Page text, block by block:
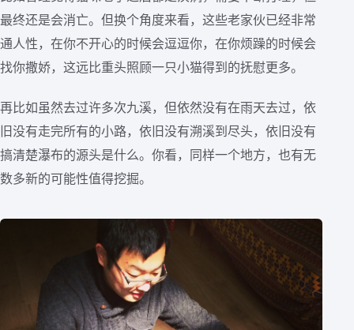
最终还是会消亡。但换个角度来看，这些老家伙已经非常
通人性，在你不开心的时候会逗逗你，在你烦躁的时候会
找你撒娇，这远比重头照顾一只小猫得到的抚慰更多。
再比如虽然去过许多次九溪，但依然没有在雨天去过，依
旧没有走完所有的小路，依旧没有溯溪到尽头，依旧没有
搞清楚瀑布的源头是什么。你看，同样一个地方，也有无
数多新的可能性值得挖掘。